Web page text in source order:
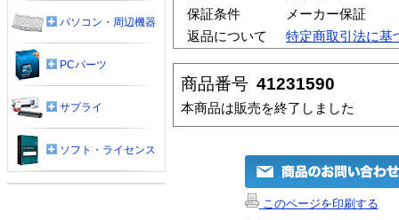
保証条件
メーカー保証
返品について
特定商取引法に基
商品番号 41231590
本商品は販売を終了しました
このページを印刷する
パソコン・周辺機器
PCパーツ
サプライ
ソフト・ライセンス